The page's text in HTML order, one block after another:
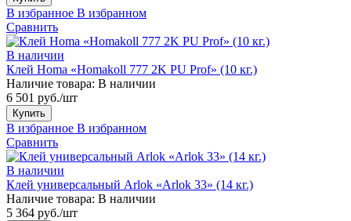
В избранное В избранном
Сравнить
В наличии
Клей Homa «Homakoll 777 2K PU Prof» (10 кг.)
Наличие товара: В наличии
6 501 руб./шт
Купить
В избранное В избранном
Сравнить
В наличии
Клей универсальный Arlok «Arlok 33» (14 кг.)
Наличие товара: В наличии
5 364 руб./шт